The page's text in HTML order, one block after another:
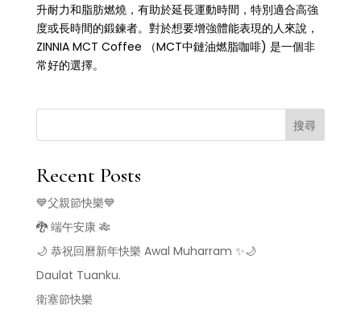
升耐力和脂肪燃燒，有助於延長運動時間，特別適合高強
度或長時間的鍛鍊者。對於想要增強體能表現的人來說，
ZINNIA MCT Coffee （MCT中鏈油燃脂咖啡) 是一個非
常好的選擇。
搜尋
Recent Posts
💙父親節快樂💙
🐉 端午安康 🎋
🌙 恭祝回曆新年快樂 Awal Muharram ✨🌙
Daulat Tuanku.
衛塞節快樂